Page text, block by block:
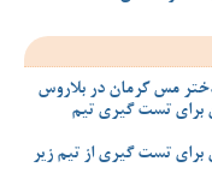
مس کرمان در بلاروس
برای تست گیری تیم
برای تست گیری از تیم زیر